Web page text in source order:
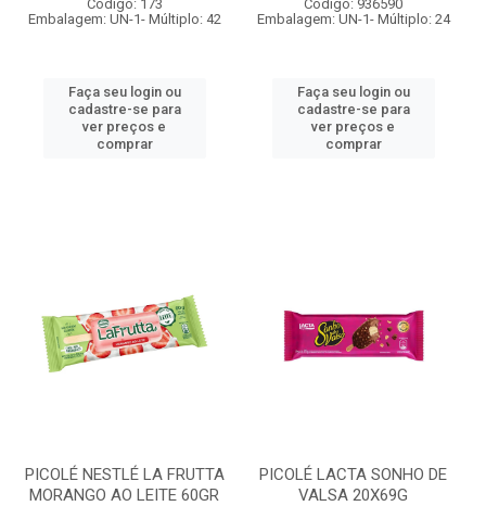
Código: 173
Embalagem: UN-1- Múltiplo: 42
Faça seu login ou
cadastre-se para
ver preços e
comprar
Código: 936590
Embalagem: UN-1- Múltiplo: 24
Faça seu login ou
cadastre-se para
ver preços e
comprar
PICOLÉ NESTLÉ LA FRUTTA
MORANGO AO LEITE 60GR
PICOLÉ LACTA SONHO DE
VALSA 20X69G